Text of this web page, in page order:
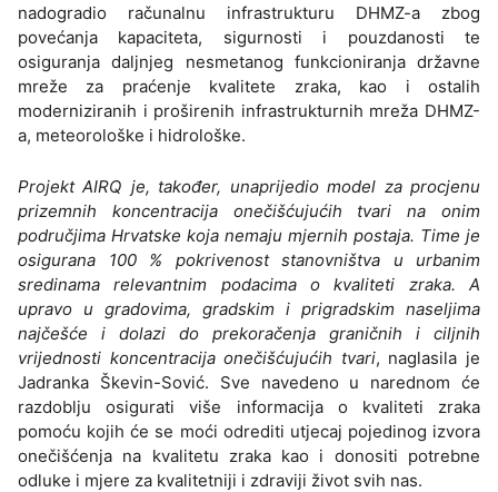
nadogradio računalnu infrastrukturu DHMZ-a zbog
povećanja kapaciteta, sigurnosti i pouzdanosti te
osiguranja daljnjeg nesmetanog funkcioniranja državne
mreže za praćenje kvalitete zraka, kao i ostalih
moderniziranih i proširenih infrastrukturnih mreža DHMZ-
a, meteorološke i hidrološke.
Projekt AIRQ je, također, unaprijedio model za procjenu
prizemnih koncentracija onečišćujućih tvari na onim
područjima Hrvatske koja nemaju mjernih postaja. Time je
osigurana 100 % pokrivenost stanovništva u urbanim
sredinama relevantnim podacima o kvaliteti zraka. A
upravo u gradovima, gradskim i prigradskim naseljima
najčešće i dolazi do prekoračenja graničnih i ciljnih
vrijednosti koncentracija onečišćujućih tvari, naglasila je
Jadranka Škevin-Sović. Sve navedeno u narednom će
razdoblju osigurati više informacija o kvaliteti zraka
pomoću kojih će se moći odrediti utjecaj pojedinog izvora
onečišćenja na kvalitetu zraka kao i donositi potrebne
odluke i mjere za kvalitetniji i zdraviji život svih nas.